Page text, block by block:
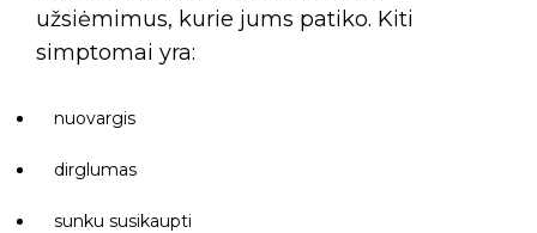
užsiėmimus, kurie jums patiko. Kiti
simptomai yra:
nuovargis
dirglumas
sunku susikaupti